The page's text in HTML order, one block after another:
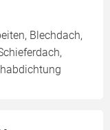
Blechdach,